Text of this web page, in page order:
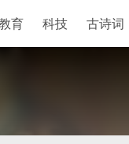
育 科技 古诗词